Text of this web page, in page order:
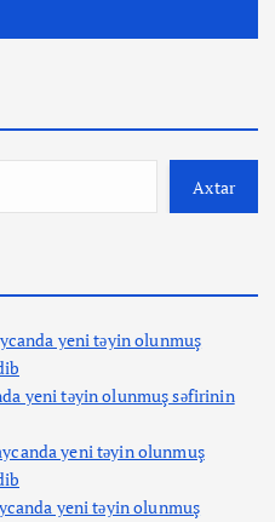
Axtar
yeni təyin olunmuş
yeni təyin olunmuş səfirinin
yeni təyin olunmuş
yeni təyin olunmuş